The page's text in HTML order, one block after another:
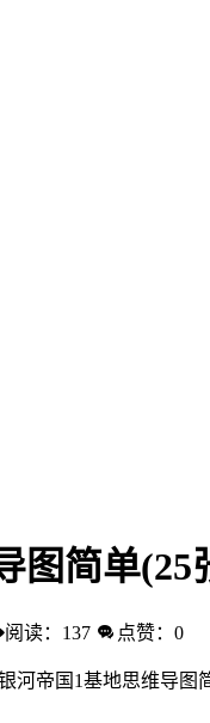
图简单(25
阅读：137 点赞：0
河帝国1基地思维导